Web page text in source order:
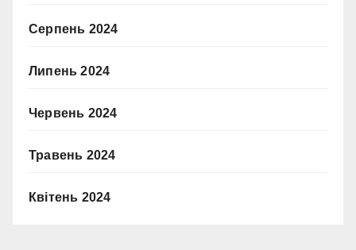
Серпень 2024
Липень 2024
Червень 2024
Травень 2024
Квітень 2024